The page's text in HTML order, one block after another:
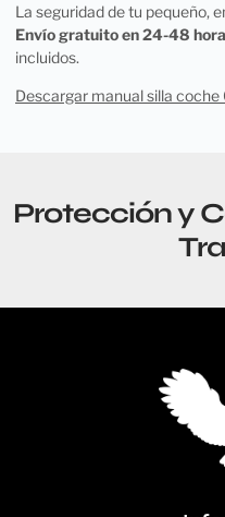
La seguridad de tu pequeño,
Envío gratuito en 24-48
incluidos.
Descargar manual silla
Protección y